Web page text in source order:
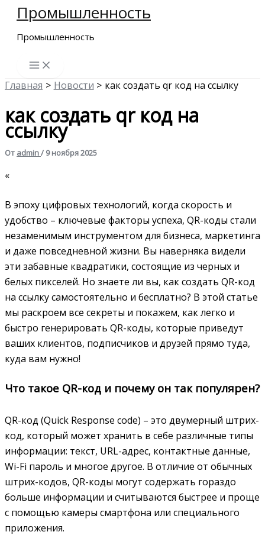
Перейти
содержимому
Промышленность
Промышленность
Главная Новости как создать qr код на ссылку
как создать qr код на
ссылку
От admin/ 9 ноября 2025
«
В эпоху цифровых технологий, когда скорость и
удобство – ключевые факторы успеха, QR-коды стали
незаменимым инструментом для бизнеса, маркетинга
и даже повседневной жизни. Вы наверняка видели
эти забавные квадратики, состоящие из черных и
белых пикселей. Но знаете ли вы, как создать QR-код
на ссылку самостоятельно и бесплатно? В этой статье
мы раскроем все секреты и покажем, как легко и
быстро генерировать QR-коды, которые приведут
ваших клиентов, подписчиков и друзей прямо туда,
куда вам нужно!
Что такое QR-код и почему он так популярен?
QR-код (Quick Response code) – это двумерный штрих-
код, который может хранить в себе различные типы
информации: текст, URL-адрес, контактные данные,
Wi-Fi пароль и многое другое. В отличие от обычных
штрих-кодов, QR-коды могут содержать гораздо
больше информации и считываются быстрее и проще
с помощью камеры смартфона или специального
приложения.